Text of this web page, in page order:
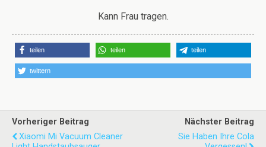
Kann Frau tragen.
teilen teilen teilen
twittern
Vorheriger Beitrag
Xiaomi Mi Vacuum Cleaner
Nächster Beitrag
Sie Haben Ihre Cola